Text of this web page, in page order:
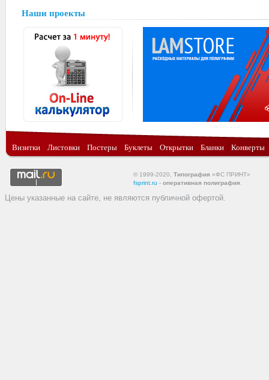
Наши проекты
Визитки Листовки Постеры Буклеты Открытки Бланки Конверты
© 1999-2020, Типография «ФС ПРИНТ»
fsprint.ru - оперативная полиграфия
Цены указанные на сайте, не являются публичной офертой.